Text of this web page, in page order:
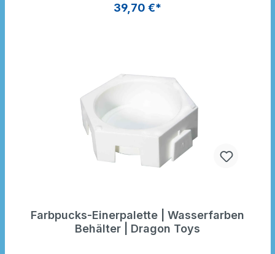
39,70 €*
Farbpucks-Einerpalette | Wasserfarben
Behälter | Dragon Toys